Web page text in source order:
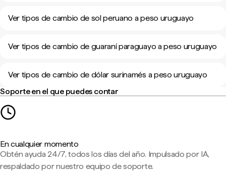
Ver tipos de cambio de sol peruano a peso uruguayo
Ver tipos de cambio de guaraní paraguayo a peso uruguayo
Ver tipos de cambio de dólar surinamés a peso uruguayo
Soporte en el que puedes contar
En cualquier momento
Obtén ayuda 24/7, todos los días del año. Impulsado por IA,
respaldado por nuestro equipo de soporte.